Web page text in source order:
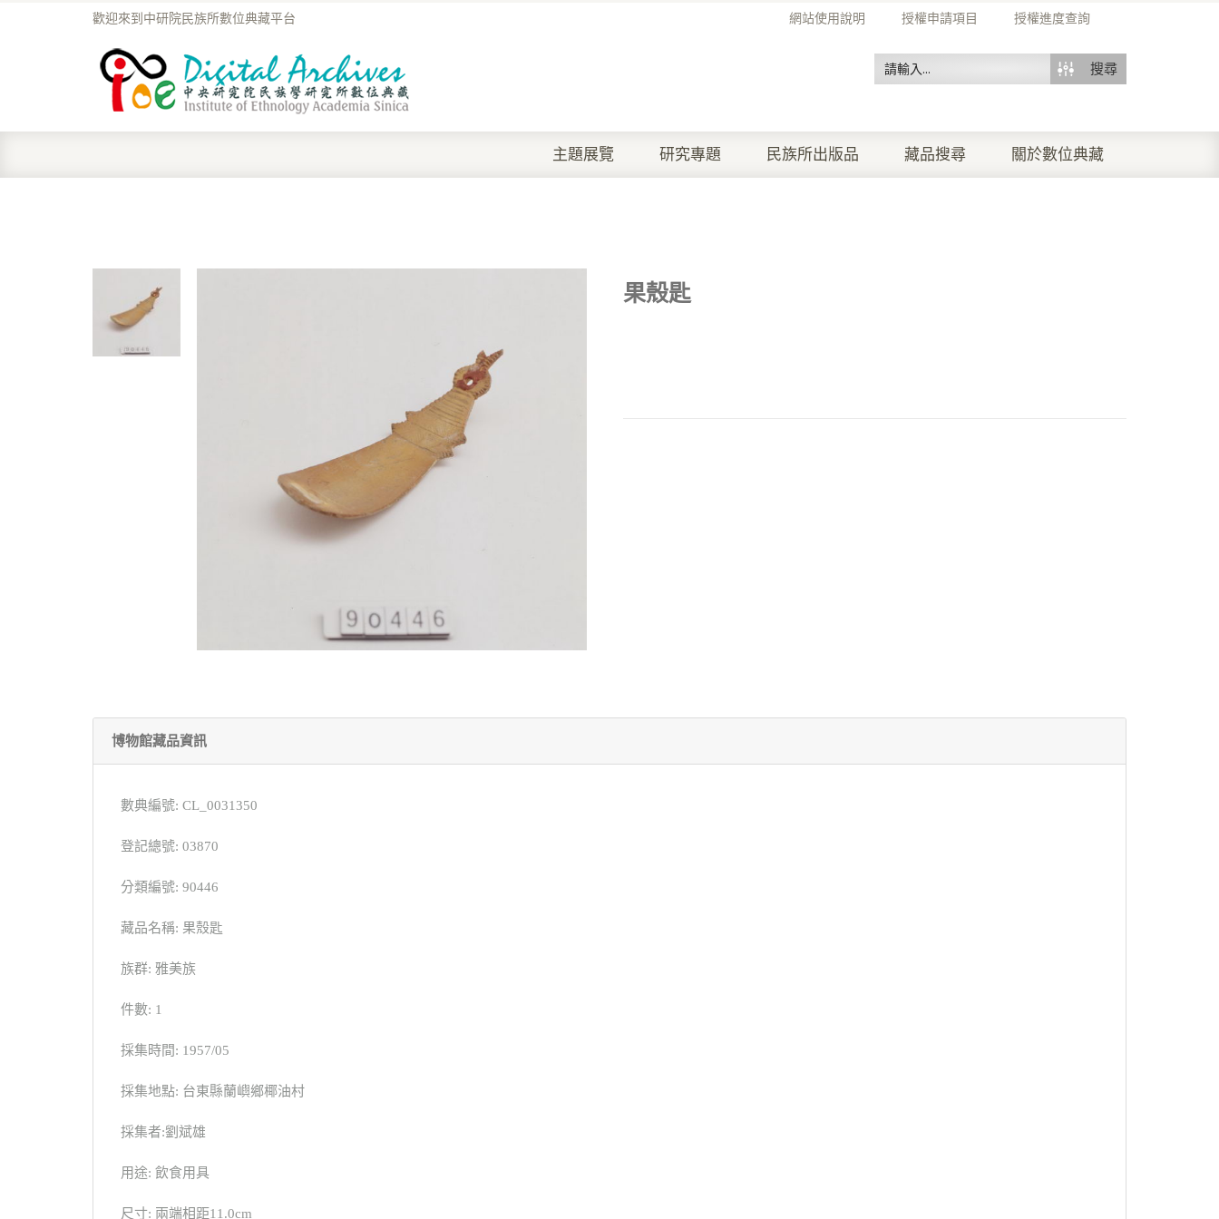
網站使用說明 授權申請項目 授權進度查詢
歡迎來到中研院民族所數位典藏平台
搜尋
主題展覽 研究專題 民族所出版品 藏品搜尋 關於數位典藏
果殼匙
博物館藏品資訊
數典編號: CL_0031350
登記總號: 03870
分類編號: 90446
藏品名稱: 果殼匙
族群: 雅美族
件數: 1
採集時間: 1957/05
採集地點: 台東縣蘭嶼鄉椰油村
採集者:劉斌雄
用途: 飲食用具
尺寸: 兩端相距11.0cm